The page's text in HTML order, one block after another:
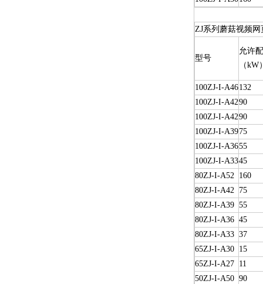
ZJ系列蘑菇视频
型号
允许
（kW
100ZJ-I-A46132
100ZJ-I-A4290
100ZJ-I-A4290
100ZJ-I-A3975
100ZJ-I-A3655
100ZJ-I-A3345
80ZJ-I-A52 160
80ZJ-I-A42 75
80ZJ-I-A39 55
80ZJ-I-A36 45
80ZJ-I-A33 37
65ZJ-I-A30 15
65ZJ-I-A27 11
50ZJ-I-A50 90